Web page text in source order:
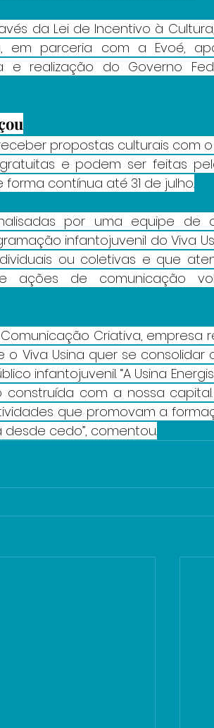
da Lei de Incentivo à
em parceria com a Evoé,
e realização do Governo
propostas culturais com
e podem ser feitas
forma contínua até 31 de julho.
por uma equipe de
infantojuvenil do Viva
ou coletivas e que
ações de comunicação
Criativa, empresa
Viva Usina quer se consolidar
infantojuvenil. “A Usina
com a nossa
que promovam a
cedo”, comentou.